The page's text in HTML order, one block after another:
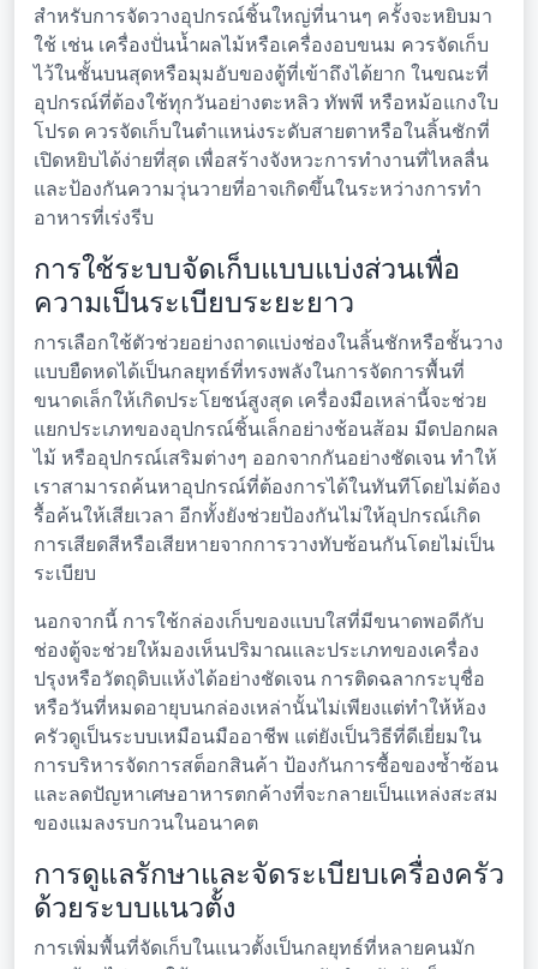
สำหรับการจัดวางอุปกรณ์ชิ้นใหญ่ที่นานๆ ครั้งจะหยิบมา
ใช้ เช่น เครื่องปั่นน้ำผลไม้หรือเครื่องอบขนม ควรจัดเก็บ
ไว้ในชั้นบนสุดหรือมุมอับของตู้ที่เข้าถึงได้ยาก ในขณะที่
อุปกรณ์ที่ต้องใช้ทุกวันอย่างตะหลิว ทัพพี หรือหม้อแกงใบ
โปรด ควรจัดเก็บในตำแหน่งระดับสายตาหรือในลิ้นชักที่
เปิดหยิบได้ง่ายที่สุด เพื่อสร้างจังหวะการทำงานที่ไหลลื่น
และป้องกันความวุ่นวายที่อาจเกิดขึ้นในระหว่างการทำ
อาหารที่เร่งรีบ
การใช้ระบบจัดเก็บแบบแบ่งส่วนเพื่อ
ความเป็นระเบียบระยะยาว
การเลือกใช้ตัวช่วยอย่างถาดแบ่งช่องในลิ้นชักหรือชั้นวาง
แบบยืดหดได้เป็นกลยุทธ์ที่ทรงพลังในการจัดการพื้นที่
ขนาดเล็กให้เกิดประโยชน์สูงสุด เครื่องมือเหล่านี้จะช่วย
แยกประเภทของอุปกรณ์ชิ้นเล็กอย่างช้อนส้อม มีดปอกผล
ไม้ หรืออุปกรณ์เสริมต่างๆ ออกจากกันอย่างชัดเจน ทำให้
เราสามารถค้นหาอุปกรณ์ที่ต้องการได้ในทันทีโดยไม่ต้อง
รื้อค้นให้เสียเวลา อีกทั้งยังช่วยป้องกันไม่ให้อุปกรณ์เกิด
การเสียดสีหรือเสียหายจากการวางทับซ้อนกันโดยไม่เป็น
ระเบียบ
นอกจากนี้ การใช้กล่องเก็บของแบบใสที่มีขนาดพอดีกับ
ช่องตู้จะช่วยให้มองเห็นปริมาณและประเภทของเครื่อง
ปรุงหรือวัตถุดิบแห้งได้อย่างชัดเจน การติดฉลากระบุชื่อ
หรือวันที่หมดอายุบนกล่องเหล่านั้นไม่เพียงแต่ทำให้ห้อง
ครัวดูเป็นระบบเหมือนมืออาชีพ แต่ยังเป็นวิธีที่ดีเยี่ยมใน
การบริหารจัดการสต็อกสินค้า ป้องกันการซื้อของซ้ำซ้อน
และลดปัญหาเศษอาหารตกค้างที่จะกลายเป็นแหล่งสะสม
ของแมลงรบกวนในอนาคต
การดูแลรักษาและจัดระเบียบเครื่องครัว
ด้วยระบบแนวตั้ง
การเพิ่มพื้นที่จัดเก็บในแนวตั้งเป็นกลยุทธ์ที่หลายคนมัก